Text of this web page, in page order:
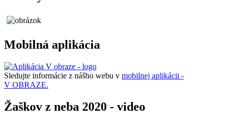
Mobilná aplikácia
Sledujte informácie z nášho webu v mobilnej aplikácii -
V OBRAZE.
Žaškov z neba 2020 - video